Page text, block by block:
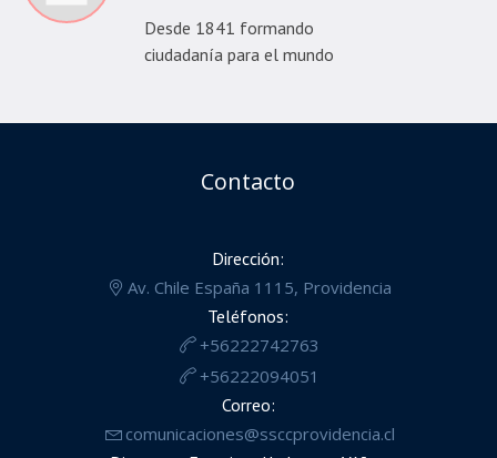
Desde 1841 formando
ciudadanía para el mundo
Contacto
Dirección:
Av. Chile España 1115, Providencia
Teléfonos:
+56222742763
+56222094051
Correo:
comunicaciones@ssccprovidencia.cl